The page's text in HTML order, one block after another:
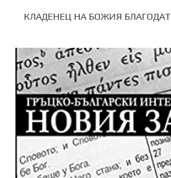
КЛАДЕНЕЦ НА БОЖИЯ БЛАГОДАТ